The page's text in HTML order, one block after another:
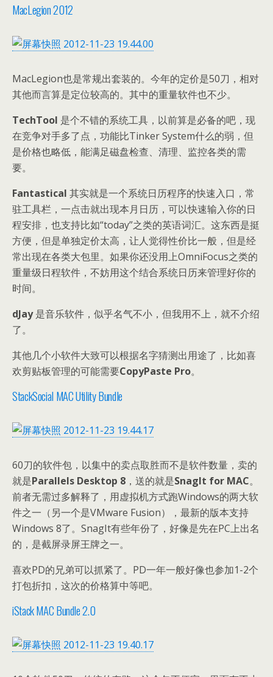
MacLegion 2012
MacLegion也是常规出套装的。今年的定价是50刀，相对
其他而言算是定位较高的。其中的重量软件也不少。
TechTool 是个不错的系统工具，以前算是必备的吧，现
在竞争对手多了点，功能比Tinker System什么的弱，但
是价格也略低，能满足磁盘检查、清理、监控各类的需
要。
Fantastical 其实就是一个系统日历程序的快速入口，常
驻工具栏，一点击就出现本月日历，可以快速输入你的日
程安排，也支持比如“today”之类的英语词汇。这东西是挺
方便，但是单独定价太高，让人觉得性价比一般，但是经
常出现在各类大包里。如果你还没用上OmniFocus之类的
重量级日程软件，不妨用这个结合系统日历来管理好你的
时间。
dJay是音乐软件，似乎名气不小，但我用不上，就不介绍
了。
其他几个小软件大致可以根据名字猜测出用途了，比如喜
欢剪贴板管理的可能需要CopyPaste Pro。
StackSocial MAC Utility Bundle
60刀的软件包，以集中的卖点取胜而不是软件数量，卖的
就是Parallels Desktop 8 ，送的就是SnagIt for MAC。
前者无需过多解释了，用虚拟机方式跑Windows的两大软
件之一（另一个是VMware Fusion），最新的版本支持
Windows 8了。SnagIt有些年份了，好像是先在PC上出名
的，是截屏录屏王牌之一。
喜欢PD的兄弟可以抓紧了。PD一年一般好像也参加1-2个
打包折扣，这次的价格算中等吧。
iStack MAC Bundle 2.0